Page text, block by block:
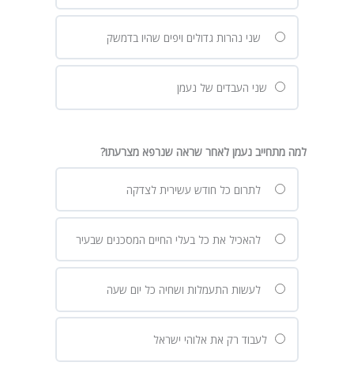
שני נהרות גדולים ויפים שהיו בדמשק
שני העבדים של נעמן
למה מתחייב נעמן לאחר שראה שנרפא מצרעתו?
לתרום כל חודש עשירית לצדקה
להאכיל את כל בעלי החיים המסכנים שבעיר
לעשות התעמלות ושחיה כל יום שעה
לעבוד רק את אלוהי ישראל